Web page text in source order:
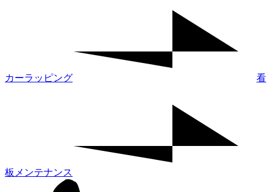
カーラッピング 看
板メンテナンス